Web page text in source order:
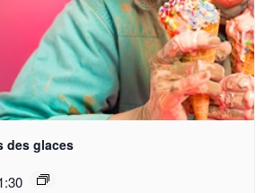
des glaces